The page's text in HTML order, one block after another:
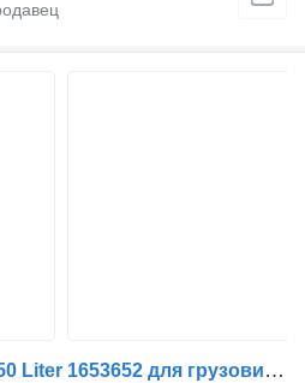
Топливный бак DAF 750 Liter 1653652 для грузовика DAF